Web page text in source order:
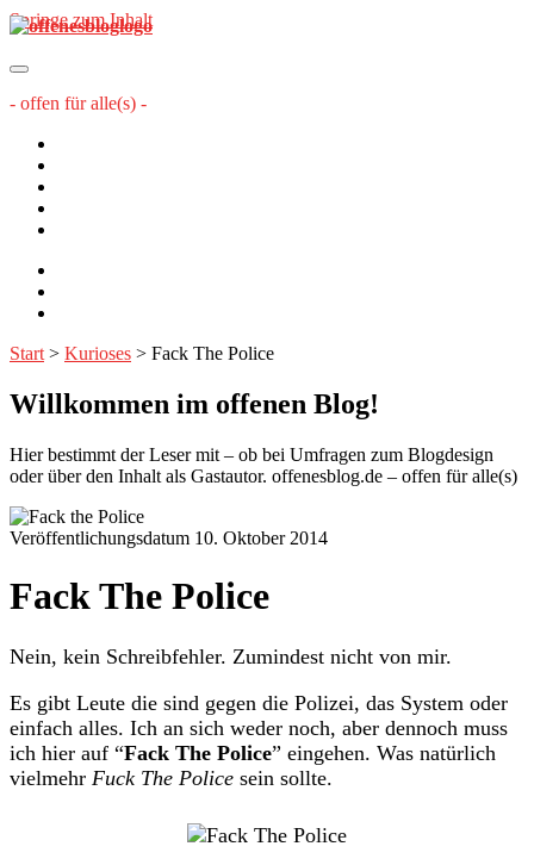
Springe zum Inhalt
offenesblog.de
- offen für alle(s) -
Start > Kurioses > Fack The Police
Willkommen im offenen Blog!
Hier bestimmt der Leser mit – ob bei Umfragen zum Blogdesign
oder über den Inhalt als Gastautor. offenesblog.de – offen für alle(s)
Veröffentlichungsdatum 10. Oktober 2014
Fack The Police
Nein, kein Schreibfehler. Zumindest nicht von mir.
Es gibt Leute die sind gegen die Polizei, das System oder
einfach alles. Ich an sich weder noch, aber dennoch muss
ich hier auf “Fack The Police” eingehen. Was natürlich
vielmehr Fuck The Police sein sollte.